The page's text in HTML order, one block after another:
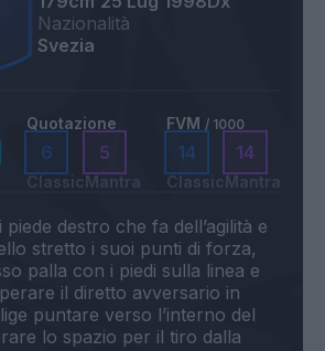
Nazionalità
Svezia
Quotazione
6
Classic
5
Mantra
FVM / 1000
14
Classic
14
Mantra
piede destro che fa dell’agilità e
stretto i suoi punti di forza,
palla con i piedi sulla linea e
il diretto avversario in
puntare verso l’interno del
lo spazio per il tiro dalla